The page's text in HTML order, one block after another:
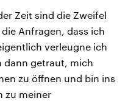
Zeit sind die Zweifel
Anfragen, dass ich
verleugne ich
dann getraut, mich
zu öffnen und bin ins
zu meiner